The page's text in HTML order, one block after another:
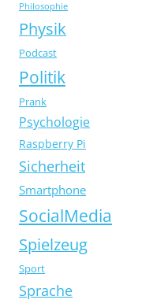
Philosophie
Physik
Podcast
Politik
Prank
Psychologie
Raspberry Pi
Sicherheit
Smartphone
SocialMedia
Spielzeug
Sport
Sprache